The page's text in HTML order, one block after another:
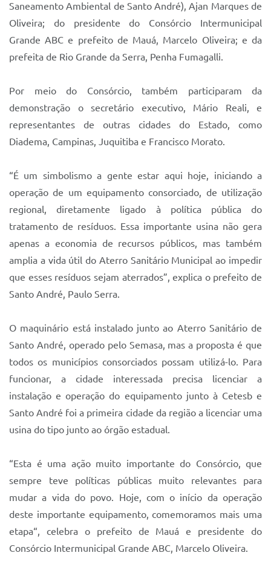
Saneamento Ambiental de Santo André), Ajan Marques de
Oliveira; do presidente do Consórcio Intermunicipal
Grande ABC e prefeito de Mauá, Marcelo Oliveira; e da
prefeita de Rio Grande da Serra, Penha Fumagalli.
Por meio do Consórcio, também participaram da
demonstração o secretário executivo, Mário Reali, e
representantes de outras cidades do Estado, como
Diadema, Campinas, Juquitiba e Francisco Morato.
“É um simbolismo a gente estar aqui hoje, iniciando a
operação de um equipamento consorciado, de utilização
regional, diretamente ligado à política pública do
tratamento de resíduos. Essa importante usina não gera
apenas a economia de recursos públicos, mas também
amplia a vida útil do Aterro Sanitário Municipal ao impedir
que esses resíduos sejam aterrados”, explica o prefeito de
Santo André, Paulo Serra.
O maquinário está instalado junto ao Aterro Sanitário de
Santo André, operado pelo Semasa, mas a proposta é que
todos os municípios consorciados possam utilizá-lo. Para
funcionar, a cidade interessada precisa licenciar a
instalação e operação do equipamento junto à Cetesb e
Santo André foi a primeira cidade da região a licenciar uma
usina do tipo junto ao órgão estadual.
“Esta é uma ação muito importante do Consórcio, que
sempre teve políticas públicas muito relevantes para
mudar a vida do povo. Hoje, com o início da operação
deste importante equipamento, comemoramos mais uma
etapa“, celebra o prefeito de Mauá e presidente do
Consórcio Intermunicipal Grande ABC, Marcelo Oliveira.